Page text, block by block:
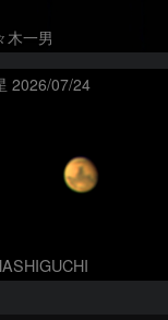
木一男
2026/07/24